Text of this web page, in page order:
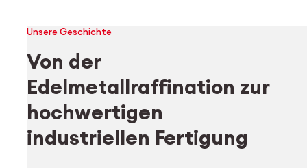
Unsere Geschichte
Von der
Edelmetallraffination zur
hochwertigen
industriellen Fertigung